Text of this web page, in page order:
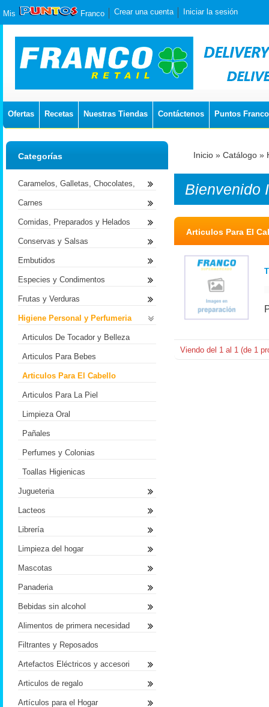
Mis Franco Crear una cuenta Iniciar la sesión
Ofertas Recetas Nuestras Tiendas Contáctenos Puntos Franco
Inicio » Catálogo »
Bienvenido
Articulos Para El
Viendo del 1 al 1 (de 1
Categorías
Caramelos, Galletas, Chocolates,
Carnes
Comidas, Preparados y Helados
Conservas y Salsas
Embutidos
Especies y Condimentos
Frutas y Verduras
Higiene Personal y Perfumeria
Articulos De Tocador y Belleza
Articulos Para Bebes
Articulos Para El Cabello
Articulos Para La Piel
Limpieza Oral
Pañales
Perfumes y Colonias
Toallas Higienicas
Jugueteria
Lacteos
Librería
Limpieza del hogar
Mascotas
Panaderia
Bebidas sin alcohol
Alimentos de primera necesidad
Filtrantes y Reposados
Artefactos Eléctricos y accesori
Articulos de regalo
Artículos para el Hogar